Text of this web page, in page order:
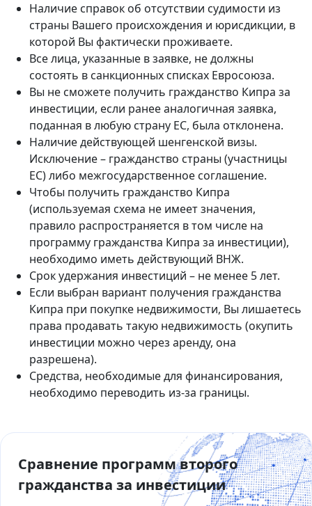
Наличие справок об отсутствии судимости из
страны Вашего происхождения и юрисдикции, в
которой Вы фактически проживаете.
Все лица, указанные в заявке, не должны
состоять в санкционных списках Евросоюза.
Вы не сможете получить гражданство Кипра за
инвестиции, если ранее аналогичная заявка,
поданная в любую страну ЕС, была отклонена.
Наличие действующей шенгенской визы.
Исключение – гражданство страны (участницы
ЕС) либо межгосударственное соглашение.
Чтобы получить гражданство Кипра
(используемая схема не имеет значения,
правило распространяется в том числе на
программу гражданства Кипра за инвестиции),
необходимо иметь действующий ВНЖ.
Срок удержания инвестиций – не менее 5 лет.
Если выбран вариант получения гражданства
Кипра при покупке недвижимости, Вы лишаетесь
права продавать такую недвижимость (окупить
инвестиции можно через аренду, она
разрешена).
Средства, необходимые для финансирования,
необходимо переводить из-за границы.
Сравнение программ второго
гражданства за инвестиции